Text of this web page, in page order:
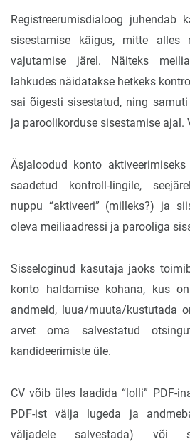
Registreerumisdialoog juhendab
sisestamise käigus, mitte alles
vajutamise järel. Näiteks
lahkudes näidatakse hetkeks
sai õigesti sisestatud, ning
ja paroolikorduse sisestamise ajal.
Äsjaloodud konto
saadetud kontroll-lingile,
nuppu “aktiveeri” (milleks?) ja
oleva meiliaadressi ja parooliga
Sisseloginud kasutaja jaoks
konto haldamise kohana, kus
andmeid, luua/muuta/kustutada
arvet oma salvestatud
kandideerimiste üle.
CV võib üles laadida “lolli” PDF-
PDF-ist välja lugeda ja
väljadele salvestada) või